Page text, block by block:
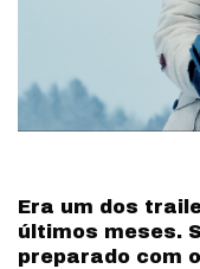
Era um dos
últimos meses.
preparado com